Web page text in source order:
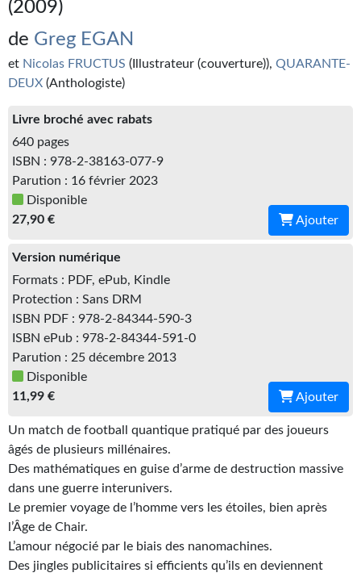
Kvasar
Pulps
Wotan
Étoiles vives
Yellow Submarine
NUMÉRIQUE
Romans et recueils
Une Heure-Lumière
Nouvelles
Bifrost
Livres audio
Gratuit
BIFROST
Tous les numéros
En numérique
S'abonner
(2009)
de Greg EGAN
et Nicolas FRUCTUS (Illustrateur (couverture)), QUARANTE-
DEUX (Anthologiste)
Livre broché avec rabats
640 pages
ISBN : 978-2-38163-077-9
Parution : 16 février 2023
Disponible
27,90 €
Ajouter
Version numérique
Formats : PDF, ePub, Kindle
Protection : Sans DRM
ISBN PDF : 978-2-84344-590-3
ISBN ePub : 978-2-84344-591-0
Parution : 25 décembre 2013
Disponible
11,99 €
Ajouter
Un match de football quantique pratiqué par des joueurs
âgés de plusieurs millénaires.
Des mathématiques en guise d’arme de destruction massive
dans une guerre interunivers.
Le premier voyage de l’homme vers les étoiles, bien après
l’Âge de Chair.
L’amour négocié par le biais des nanomachines.
Des jingles publicitaires si efficients qu’ils en deviennent